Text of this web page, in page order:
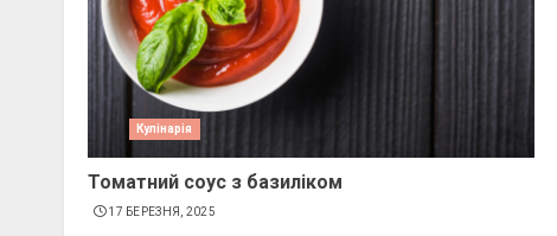
Кулінарія
Томатний соус з базиліком
17 БЕРЕЗНЯ, 2025